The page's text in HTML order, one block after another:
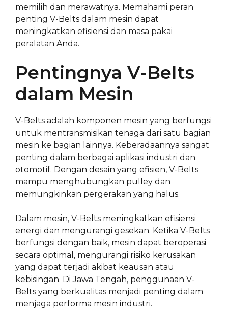
memilih dan merawatnya. Memahami peran
penting V-Belts dalam mesin dapat
meningkatkan efisiensi dan masa pakai
peralatan Anda.
Pentingnya V-Belts
dalam Mesin
V-Belts adalah komponen mesin yang berfungsi
untuk mentransmisikan tenaga dari satu bagian
mesin ke bagian lainnya. Keberadaannya sangat
penting dalam berbagai aplikasi industri dan
otomotif. Dengan desain yang efisien, V-Belts
mampu menghubungkan pulley dan
memungkinkan pergerakan yang halus.
Dalam mesin, V-Belts meningkatkan efisiensi
energi dan mengurangi gesekan. Ketika V-Belts
berfungsi dengan baik, mesin dapat beroperasi
secara optimal, mengurangi risiko kerusakan
yang dapat terjadi akibat keausan atau
kebisingan. Di Jawa Tengah, penggunaan V-
Belts yang berkualitas menjadi penting dalam
menjaga performa mesin industri.